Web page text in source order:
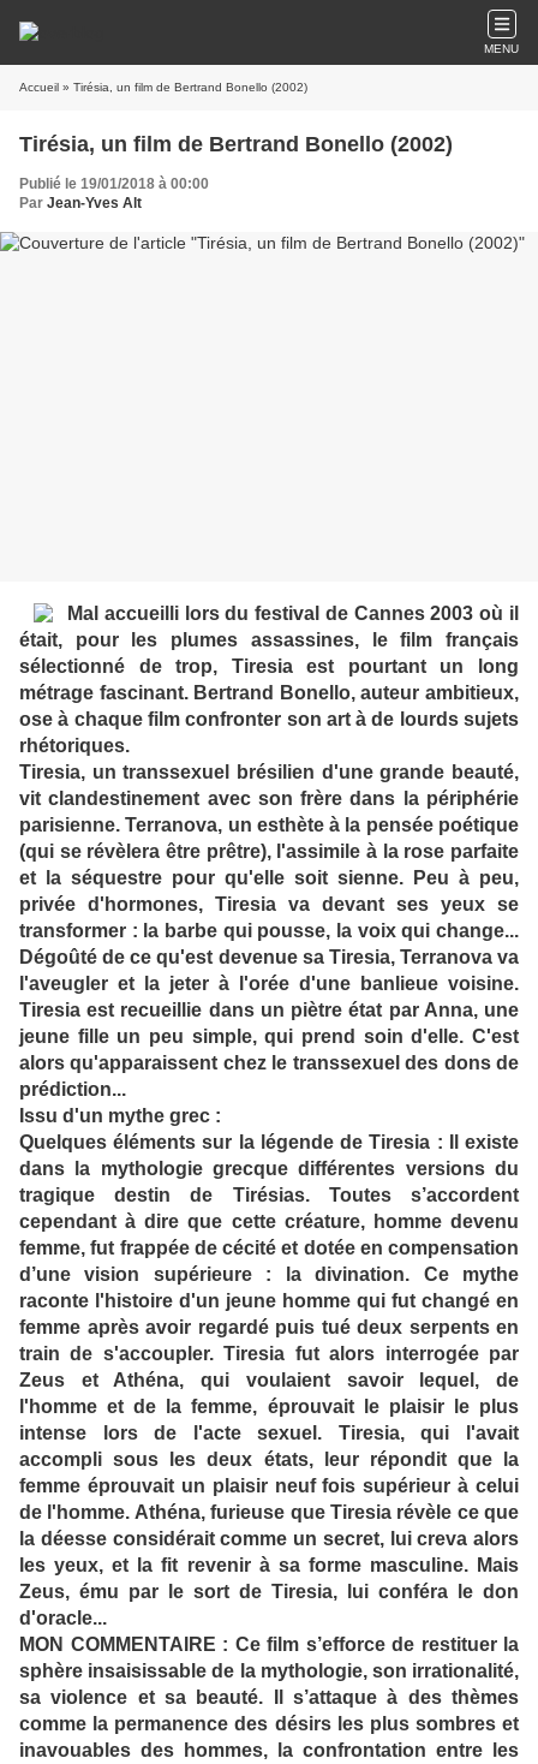
MENU
Accueil » Tirésia, un film de Bertrand Bonello (2002)
Tirésia, un film de Bertrand Bonello (2002)
Publié le 19/01/2018 à 00:00
Par Jean-Yves Alt
Mal accueilli lors du festival de Cannes 2003 où il
était, pour les plumes assassines, le film français
sélectionné de trop, Tiresia est pourtant un long
métrage fascinant. Bertrand Bonello, auteur ambitieux,
ose à chaque film confronter son art à de lourds sujets
rhétoriques.
Tiresia, un transsexuel brésilien d'une grande beauté,
vit clandestinement avec son frère dans la périphérie
parisienne. Terranova, un esthète à la pensée poétique
(qui se révèlera être prêtre), l'assimile à la rose parfaite
et la séquestre pour qu'elle soit sienne. Peu à peu,
privée d'hormones, Tiresia va devant ses yeux se
transformer : la barbe qui pousse, la voix qui change...
Dégoûté de ce qu'est devenue sa Tiresia, Terranova va
l'aveugler et la jeter à l'orée d'une banlieue voisine.
Tiresia est recueillie dans un piètre état par Anna, une
jeune fille un peu simple, qui prend soin d'elle. C'est
alors qu'apparaissent chez le transsexuel des dons de
prédiction...
Issu d'un mythe grec :
Quelques éléments sur la légende de Tiresia : Il existe
dans la mythologie grecque différentes versions du
tragique destin de Tirésias. Toutes s’accordent
cependant à dire que cette créature, homme devenu
femme, fut frappée de cécité et dotée en compensation
d’une vision supérieure : la divination. Ce mythe
raconte l'histoire d'un jeune homme qui fut changé en
femme après avoir regardé puis tué deux serpents en
train de s'accoupler. Tiresia fut alors interrogée par
Zeus et Athéna, qui voulaient savoir lequel, de
l'homme et de la femme, éprouvait le plaisir le plus
intense lors de l'acte sexuel. Tiresia, qui l'avait
accompli sous les deux états, leur répondit que la
femme éprouvait un plaisir neuf fois supérieur à celui
de l'homme. Athéna, furieuse que Tiresia révèle ce que
la déesse considérait comme un secret, lui creva alors
les yeux, et la fit revenir à sa forme masculine. Mais
Zeus, ému par le sort de Tiresia, lui conféra le don
d'oracle...
MON COMMENTAIRE : Ce film s’efforce de restituer la
sphère insaisissable de la mythologie, son irrationalité,
sa violence et sa beauté. Il s’attaque à des thèmes
comme la permanence des désirs les plus sombres et
inavouables des hommes, la confrontation entre les